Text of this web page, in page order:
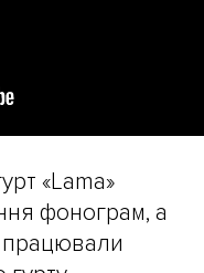
«Lama»
фонограм, а
працювали